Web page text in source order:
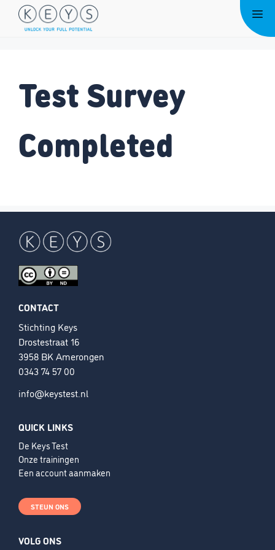
Test Survey
Completed
CONTACT
Stichting Keys
Drostestraat 16
3958 BK Amerongen
0343 74 57 00
info@keystest.nl
QUICK LINKS
De Keys Test
Onze trainingen
Een account aanmaken
STEUN ONS
VOLG ONS